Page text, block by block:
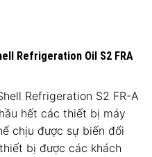
Refrigeration Oil S2 FRA
Refrigeration S2 FR-A
hết các thiết bị máy
chịu được sự biến đổi
bị được các khách